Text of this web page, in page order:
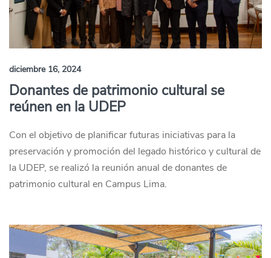
diciembre 16, 2024
Donantes de patrimonio cultural se
reúnen en la UDEP
Con el objetivo de planificar futuras iniciativas para la
preservación y promoción del legado histórico y cultural de
la UDEP, se realizó la reunión anual de donantes de
patrimonio cultural en Campus Lima.